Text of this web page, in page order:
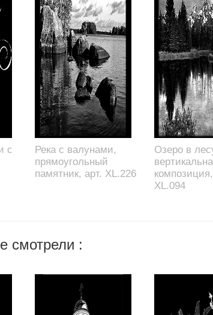
с
Река с валунами,
прямоугольный
памятник, арт. XL.226
Озеро в
XL.094
смотрели :